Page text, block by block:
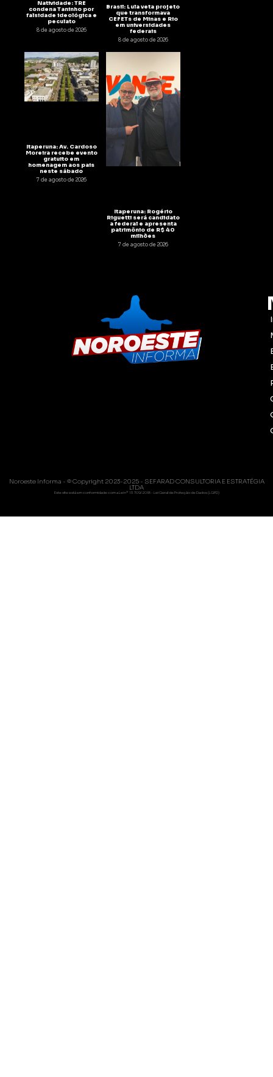
Natividade: TRE
condena Taninho por
falsidade ideológica e
peculato
8 de agosto de 2026
Brasil: Lula veta projeto
que transformava
CEFETs de Minas e Rio
em universidades
federais
8 de agosto de 2026
Itaperuna: Av. Cardoso
Moreira recebe evento
gratuito em
homenagem aos pais
neste sábado
7 de agosto de 2026
Itaperuna: Rogério
Riguetti será candidato
a federal e apresenta
patrimônio de R$ 40
milhões
7 de agosto de 2026
Noroeste Informa - © Copyright 2023-2025 - SEFARAD CONSULTORIA E ESTRATÉGIA
LTDA
Este site está em conformidade com a Lei nº 13.709/2018 - Lei Geral de Proteção de Dados (LGPD)